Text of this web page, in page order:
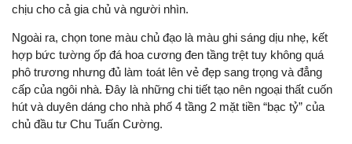
chịu cho cả gia chủ và người nhìn.
Ngoài ra, chọn tone màu chủ đạo là màu ghi sáng dịu nhẹ, kết
hợp bức tường ốp đá hoa cương đen tầng trệt tuy không quá
phô trương nhưng đủ làm toát lên vẻ đẹp sang trọng và đẳng
cấp của ngôi nhà. Đây là những chi tiết tạo nên ngoại thất cuốn
hút và duyên dáng cho nhà phố 4 tầng 2 mặt tiền “bạc tỷ” của
chủ đầu tư Chu Tuấn Cường.